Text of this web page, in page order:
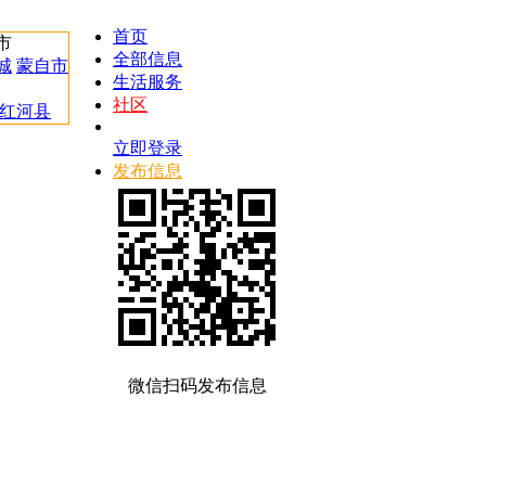
蒙自市
红河县
首页
全部信息
生活服务
社区
立即登录
发布信息
微信扫码发布信息